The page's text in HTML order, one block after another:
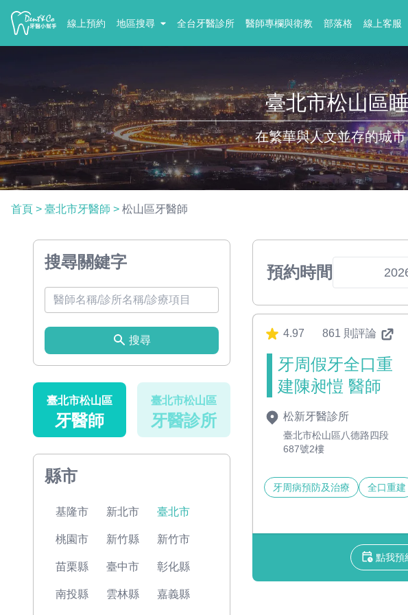
線上預約 地區搜尋 全台牙醫診所 醫師專欄與衛教 部落格 線上客服
臺北市松山區
在繁華與人文並存的城
首頁 > 臺北市牙醫師 > 松山區牙醫師
搜尋關鍵字
搜尋
臺北市松山區
牙醫師
臺北市松山區
牙醫診所
縣市
基隆市 新北市 臺北市
桃園市 新竹縣 新竹市
苗栗縣 臺中市 彰化縣
南投縣 雲林縣 嘉義縣
預約時間
4.97 861 則評論
牙周假牙全口重
建陳昶愷 醫師
松新牙醫診所
臺北市松山區八德路四段
687號2樓
牙周病預防及治療 全口重建
點我預